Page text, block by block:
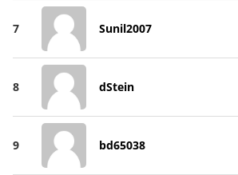
7 Sunil2007
8 dStein
9 bd65038